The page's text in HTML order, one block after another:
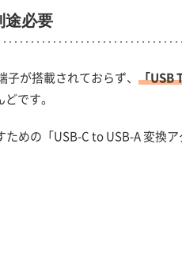
途必要
が搭載されておらず、 「USB
です。
めの「USB-C to USB-A 変換